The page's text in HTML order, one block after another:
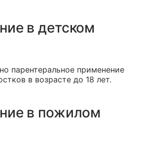
в детском
парентеральное применение
в возрасте до 18 лет.
в пожилом